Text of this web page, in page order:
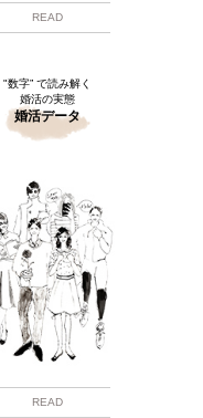
READ
"数字” で読み解く
婚活の実態
婚活データ
READ